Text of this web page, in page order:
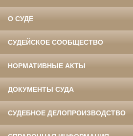
О СУДЕ
СУДЕЙСКОЕ СООБЩЕСТВО
НОРМАТИВНЫЕ АКТЫ
ДОКУМЕНТЫ СУДА
СУДЕБНОЕ ДЕЛОПРОИЗВОДСТВО